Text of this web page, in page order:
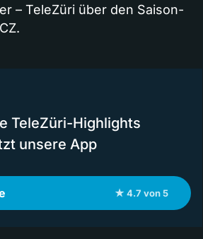
– TeleZüri über den Saison-
TeleZüri-Highlights
unsere App
★ 4.7 von 5